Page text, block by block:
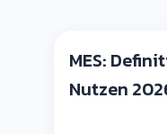
MES:
Nutzen